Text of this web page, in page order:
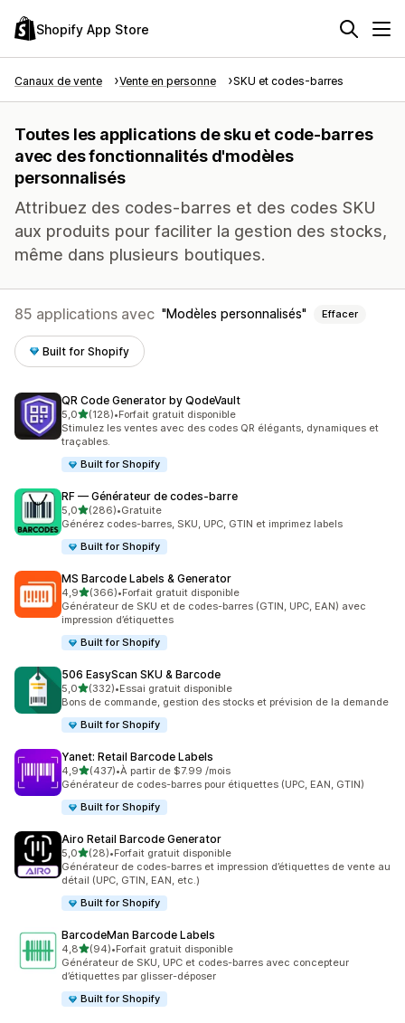
Shopify App Store
Canaux de vente Vente en personne SKU et codes-barres
Toutes les applications de sku et code-barres
avec des fonctionnalités d'modèles
personnalisés
Attribuez des codes-barres et des codes SKU
aux produits pour faciliter la gestion des stocks,
même dans plusieurs boutiques.
85 applications avec Modèles personnalisés Effacer
Built for Shopify
QR Code Generator by QodeVault
5,0étoile(s) sur 5
(128)
128 avis au total
•Forfait gratuit disponible
Stimulez les ventes avec des codes QR élégants, dynamiques et
traçables.
Built for Shopify
RF — Générateur de codes‑barre
5,0étoile(s) sur 5
(286)
286 avis au total
•Gratuite
Générez codes-barres, SKU, UPC, GTIN et imprimez labels
Built for Shopify
MS Barcode Labels & Generator
4,9étoile(s) sur 5
(366)
366 avis au total
•Forfait gratuit disponible
Générateur de SKU et de codes-barres (GTIN, UPC, EAN) avec
impression d’étiquettes
Built for Shopify
506 EasyScan SKU & Barcode
5,0étoile(s) sur 5
(332)
332 avis au total
•Essai gratuit disponible
Bons de commande, gestion des stocks et prévision de la demande
Built for Shopify
Yanet: Retail Barcode Labels
4,9étoile(s) sur 5
(437)
437 avis au total
•À partir de $7.99 /mois
Générateur de codes-barres pour étiquettes (UPC, EAN, GTIN)
Built for Shopify
Airo Retail Barcode Generator
5,0étoile(s) sur 5
(28)
28 avis au total
•Forfait gratuit disponible
Générateur de codes-barres et impression d’étiquettes de vente au
détail (UPC, GTIN, EAN, etc.)
Built for Shopify
BarcodeMan Barcode Labels
4,8étoile(s) sur 5
(94)
94 avis au total
•Forfait gratuit disponible
Générateur de SKU, UPC et codes-barres avec concepteur
d’étiquettes par glisser-déposer
Built for Shopify